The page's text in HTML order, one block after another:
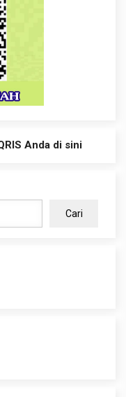
Anda di sini
Cari